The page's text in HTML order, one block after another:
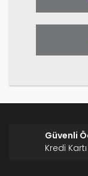
Ürün fiyatı
Güvenli
Kredi